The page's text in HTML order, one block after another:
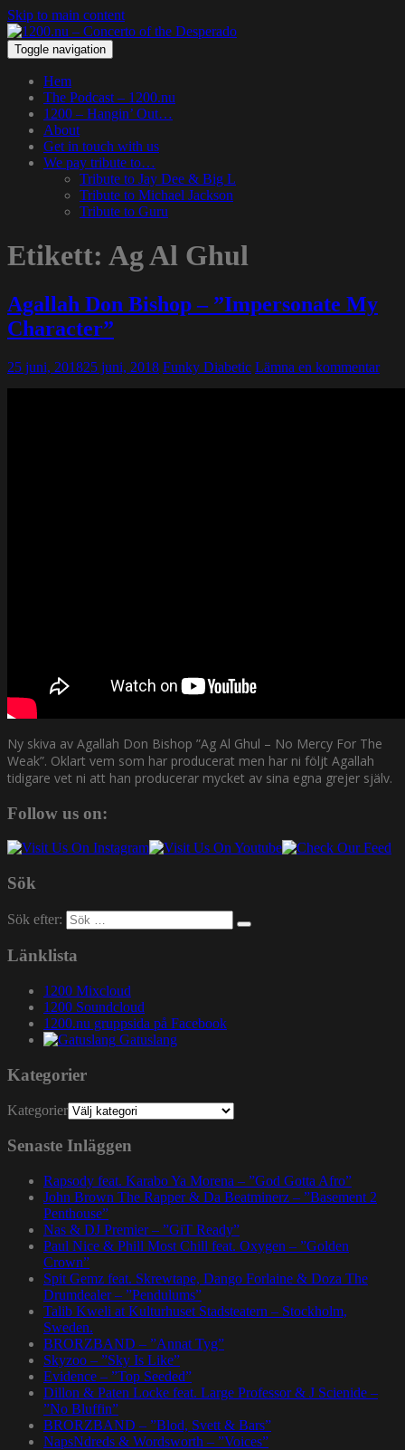
Skip to main content
Toggle navigation
Hem
The Podcast – 1200.nu
1200 – Hangin’ Out…
About
Get in touch with us
We pay tribute to…
Tribute to Jay Dee & Big L
Tribute to Michael Jackson
Tribute to Guru
Etikett: Ag Al Ghul
Agallah Don Bishop – ”Impersonate My
Character”
25 juni, 201825 juni, 2018 Funky Diabetic Lämna en kommentar
Ny skiva av Agallah Don Bishop ”Ag Al Ghul – No Mercy For The
Weak”. Oklart vem som har producerat men har ni följt Agallah
tidigare vet ni att han producerar mycket av sina egna grejer själv.
Follow us on:
Sök
Sök efter:
Länklista
1200 Mixcloud
1200 Soundcloud
1200.nu gruppsida på Facebook
Gatuslang
Kategorier
Kategorier
Senaste Inläggen
Rapsody feat. Karabo Ya Morena – ”God Gotta Afro”
John Brown The Rapper & Da Beatminerz – ”Basement 2
Penthouse”
Nas & DJ Premier – ”GiT Ready”
Paul Nice & Phill Most Chill feat. Oxygen – ”Golden
Crown”
Spit Gemz feat. Skrewtape, Dango Forlaine & Doza The
Drumdealer – ”Pendulums”
Talib Kweli at Kulturhuset Stadsteatern – Stockholm,
Sweden.
BRORZBAND – ”Annat Tyg”
Skyzoo – ”Sky Is Like”
Evidence – ”Top Seeded”
Dillon & Paten Locke feat. Large Professor & J Scienide –
”No Bluffin”
BRORZBAND – ”Blod, Svett & Bars”
NapsNdreds & Wordsworth – ”Voices”